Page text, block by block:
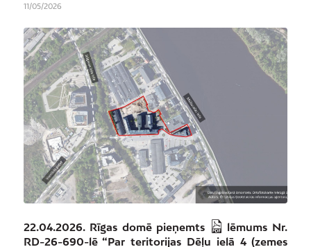
11/05/2026
22.04.2026. Rīgas domē pieņemts
lēmums Nr.
RD-26-690-lē“Par teritorijas Dēļu ielā 4 (zemes